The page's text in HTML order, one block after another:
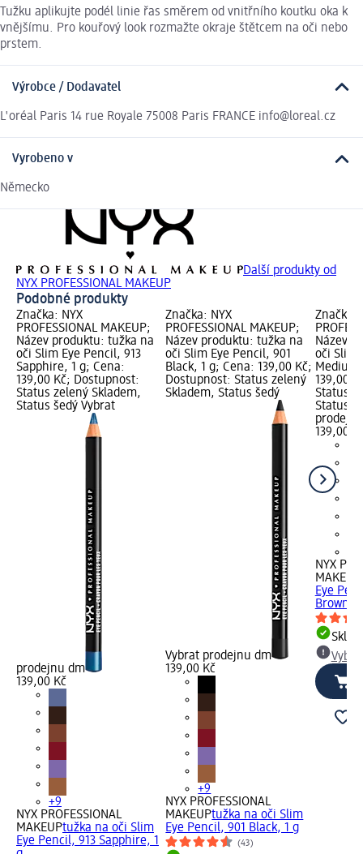
Tužku aplikujte podél linie řas směrem od vnitřního koutku oka k
vnějšímu. Pro kouřový look rozmažte okraje štětcem na oči nebo
prstem.
Výrobce / Dodavatel
L'oréal Paris 14 rue Royale 75008 Paris FRANCE info@loreal.cz
Vyrobeno v
Německo
Další produkty od
NYX PROFESSIONAL MAKEUP
Podobné produkty
Značka: NYX
PROFESSIONAL MAKEUP;
Název produktu: tužka na
oči Slim Eye Pencil, 913
Sapphire, 1 g; Cena:
139,00 Kč; Dostupnost:
Status zelený Skladem,
Status šedý Vybrat
prodejnu dm
139,00 Kč
+9
NYX PROFESSIONAL
MAKEUPtužka na oči Slim
Eye Pencil, 913 Sapphire, 1
Značka: NYX
PROFESSIONAL MAKEUP;
Název produktu: tužka na
oči Slim Eye Pencil, 901
Black, 1 g; Cena: 139,00 Kč;
Dostupnost: Status zelený
Skladem, Status šedý
Vybrat prodejnu dm
139,00 Kč
+9
NYX PROFESSIONAL
MAKEUPtužka na oči Slim
Eye Pencil, 901 Black, 1 g
(43)
Značka:
Název
oči Slim
Medium
139,00
Status
Status
139,00
NYX
MAKEUP
Eye
Brown,